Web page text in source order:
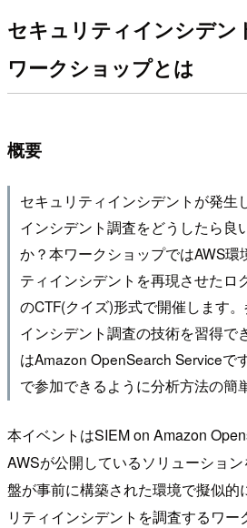
セキュリティインシデン
ワークショップとは
概要
セキュリティインシデントが発生
インシデント調査をどうしたら良
か？本ワークショップではAWS環
ティインシデントを再現させたロ
のCTF(クイズ)形式で開催します
インシデント調査の技術を習得で
はAmazon OpenSearch Serviceで
で参加できるように分析方法の簡
本イベントはSIEM on Amazon
AWSが公開しているソリューショ
盤が事前に構築された環境で擬似的
リティインシデントを調査するワー